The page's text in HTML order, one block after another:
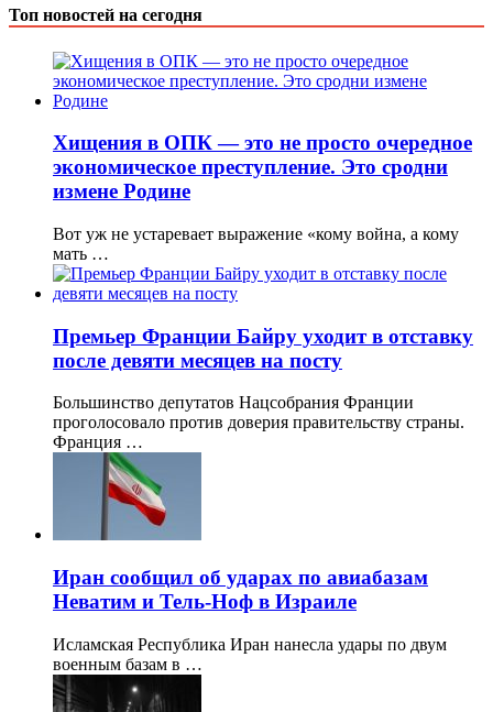
Топ новостей на сегодня
Хищения в ОПК — это не просто очередное
экономическое преступление. Это сродни
измене Родине
Вот уж не устаревает выражение «кому война, а кому
мать …
Премьер Франции Байру уходит в отставку
после девяти месяцев на посту
Большинство депутатов Нацсобрания Франции
проголосовало против доверия правительству страны.
Франция …
Иран сообщил об ударах по авиабазам
Неватим и Тель-Ноф в Израиле
Исламская Республика Иран нанесла удары по двум
военным базам в …